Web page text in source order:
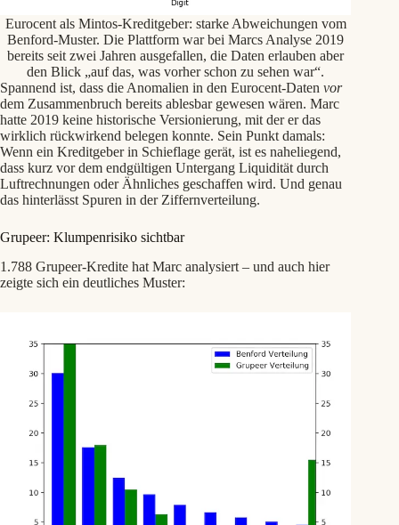
Eurocent als Mintos-Kreditgeber: starke Abweichungen vom
Benford-Muster. Die Plattform war bei Marcs Analyse 2019
bereits seit zwei Jahren ausgefallen, die Daten erlauben aber
den Blick „auf das, was vorher schon zu sehen war“.
Spannend ist, dass die Anomalien in den Eurocent-Daten vor
dem Zusammenbruch bereits ablesbar gewesen wären. Marc
hatte 2019 keine historische Versionierung, mit der er das
wirklich rückwirkend belegen konnte. Sein Punkt damals:
Wenn ein Kreditgeber in Schieflage gerät, ist es naheliegend,
dass kurz vor dem endgültigen Untergang Liquidität durch
Luftrechnungen oder Ähnliches geschaffen wird. Und genau
das hinterlässt Spuren in der Ziffernverteilung.
Grupeer: Klumpenrisiko sichtbar
1.788 Grupeer-Kredite hat Marc analysiert – und auch hier
zeigte sich ein deutliches Muster: